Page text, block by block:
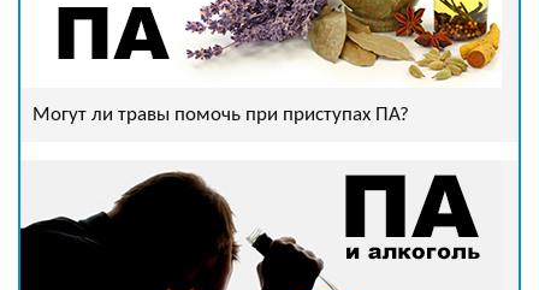
Могут ли травы помочь при приступах ПА?